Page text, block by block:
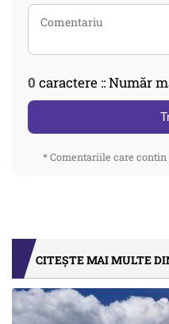
0 caractere :: Număr
* Comentariile care
CITEȘTE MAI MULTE